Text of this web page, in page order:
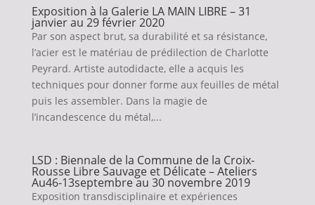
Exposition à la Galerie LA MAIN LIBRE – 31
janvier au 29 février 2020
Par son aspect brut, sa durabilité et sa résistance,
l’acier est le matériau de prédilection de Charlotte
Peyrard. Artiste autodidacte, elle a acquis les
techniques pour donner forme aux feuilles de métal
puis les assembler. Dans la magie de
l’incandescence du métal,...
LSD : Biennale de la Commune de la Croix-
Rousse Libre Sauvage et Délicate – Ateliers
Au46-13septembre au 30 novembre 2019
Exposition transdisciplinaire et expériences